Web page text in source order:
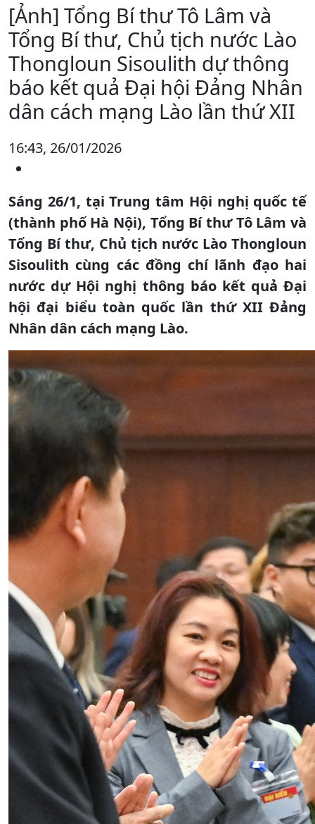
[Ảnh] Tổng Bí thư Tô Lâm và
Tổng Bí thư, Chủ tịch nước Lào
Thongloun Sisoulith dự thông
báo kết quả Đại hội Đảng Nhân
dân cách mạng Lào lần thứ XII
16:43, 26/01/2026
Sáng 26/1, tại Trung tâm Hội nghị quốc tế
(thành phố Hà Nội), Tổng Bí thư Tô Lâm và
Tổng Bí thư, Chủ tịch nước Lào Thongloun
Sisoulith cùng các đồng chí lãnh đạo hai
nước dự Hội nghị thông báo kết quả Đại
hội đại biểu toàn quốc lần thứ XII Đảng
Nhân dân cách mạng Lào.